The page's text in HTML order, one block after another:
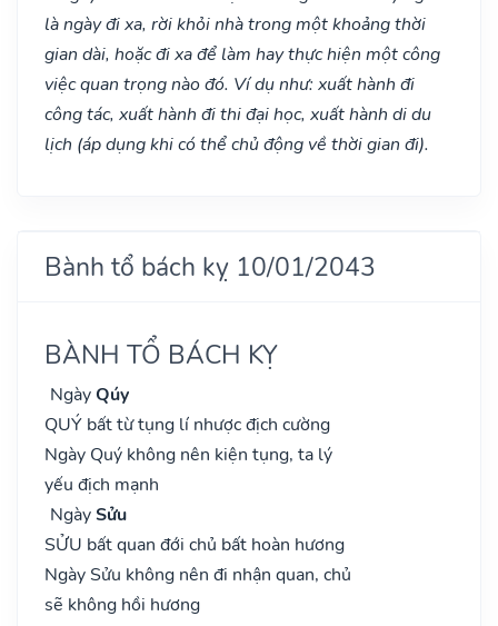
là ngày đi xa, rời khỏi nhà trong một khoảng thời
gian dài, hoặc đi xa để làm hay thực hiện một công
việc quan trọng nào đó. Ví dụ như: xuất hành đi
công tác, xuất hành đi thi đại học, xuất hành di du
lịch (áp dụng khi có thể chủ động về thời gian đi).
Bành tổ bách kỵ 10/01/2043
BÀNH TỔ BÁCH KỴ
NgàyQúy
QUÝ bất từ tụng lí nhược địch cường
Ngày Quý không nên kiện tụng, ta lý
yếu địch mạnh
NgàySửu
SỬU bất quan đới chủ bất hoàn hương
Ngày Sửu không nên đi nhận quan, chủ
sẽ không hồi hương